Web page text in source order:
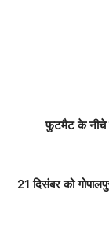
फुटमैट के नीचे
21 दिसंबर को